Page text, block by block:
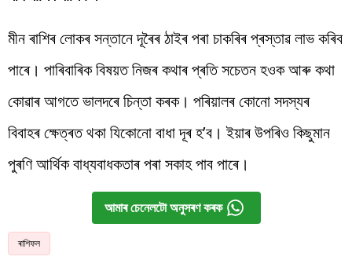
মীন ৰাশিৰ লোকৰ সন্তানে দূৰৈৰ ঠাইৰ পৰা চাকৰিৰ প্ৰস্তাৱ লাভ কৰিব
পাৰে। পাৰিবাৰিক বিষয়ত নিজৰ কথাৰ প্ৰতি সচেতন হওক আৰু কথা
কোৱাৰ আগতে ভালদৰে চিন্তা কৰক। পৰিয়ালৰ কোনো সদস্যৰ
বিবাহৰ ক্ষেত্ৰত থকা যিকোনো বাধা দূৰ হ’ব। ইয়াৰ উপৰিও কিছুমান
পুৰণি আৰ্থিক বাধ্যবাধকতাৰ পৰা সকাহ পাব পাৰে।
আমাৰ চেনেলটো অনুসৰণ কৰক
ৰাশিফল